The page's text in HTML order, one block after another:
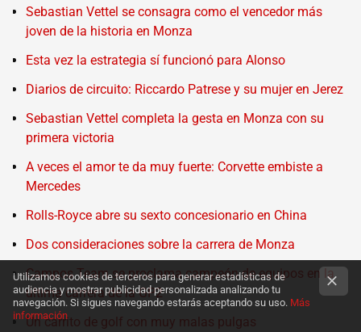
Sebastian Vettel se consagra como el vencedor más
joven de la historia en Monza
Esta vez la estrategia sí funcionó para Alonso
Diarios de circuito: Riccardo Patrese y su mujer en Jerez
Sebastian Vettel completa la gesta en Monza con su
primera victoria
A veces el amor te da muy fuerte: Corvette embiste a
Mercedes
Rolls-Royce abre su sexto concesionario en China
Dos consideraciones sobre la carrera de Monza
Campos Team se proclama campeón de equipos en la
última carrera de la GP2
Un carrito de golf con muy malas pulgas
Utilizamos cookies de terceros para generar estadísticas de
audiencia y mostrar publicidad personalizada analizando tu
navegación. Si sigues navegando estarás aceptando su uso. Más
información